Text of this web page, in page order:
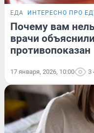
ЕДА ИНТЕРЕСНО ПРО
Почему вам
врачи
противопоказан
17 января, 2026, 10:00 3